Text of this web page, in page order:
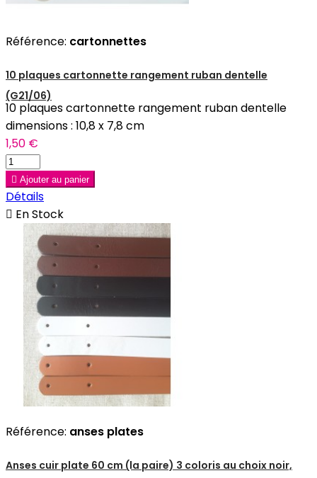
Référence: cartonnettes
10 plaques cartonnette rangement ruban dentelle
(G21/06)
10 plaques cartonnette rangement ruban dentelle
dimensions : 10,8 x 7,8 cm
1,50 €
 Ajouter au panier
Détails
 En Stock
Référence: anses plates
Anses cuir plate 60 cm (la paire) 3 coloris au choix noir,